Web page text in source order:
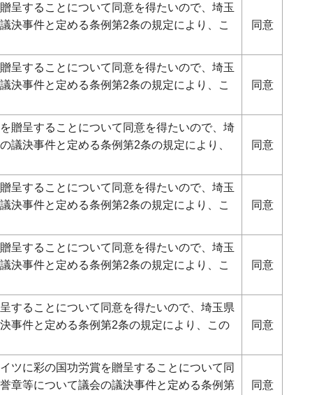
呈することについて同意を得たいので、埼玉
決事件と定める条例第2条の規定により、こ
同意
呈することについて同意を得たいので、埼玉
決事件と定める条例第2条の規定により、こ
同意
贈呈することについて同意を得たいので、埼
議決事件と定める条例第2条の規定により、
同意
呈することについて同意を得たいので、埼玉
決事件と定める条例第2条の規定により、こ
同意
呈することについて同意を得たいので、埼玉
決事件と定める条例第2条の規定により、こ
同意
することについて同意を得たいので、埼玉県
事件と定める条例第2条の規定により、この
同意
ツに彩の国功労賞を贈呈することについて同
章等について議会の議決事件と定める条例第
同意